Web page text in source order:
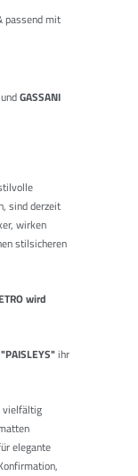
passend mit
GASSANI
sind derzeit
wirken
stilsicheren
wird
"PAISLEYS"ihr
vielfältig
elegante